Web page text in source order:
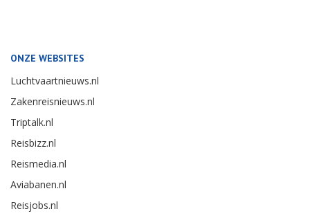
ONZE WEBSITES
Luchtvaartnieuws.nl
Zakenreisnieuws.nl
Triptalk.nl
Reisbizz.nl
Reismedia.nl
Aviabanen.nl
Reisjobs.nl